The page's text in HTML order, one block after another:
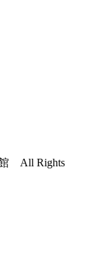
館 All Rights